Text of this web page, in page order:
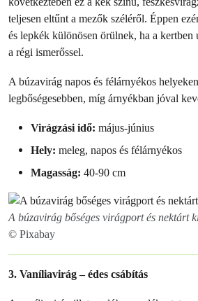
teljesen eltűnt a mezők széléről. Éppen
és lepkék különösen örülnek, ha a kertben
a régi ismerőssel.
A búzavirág napos és félárnyékos
legbőségesebben, míg árnyékban jóval
Virágzási idő: május-június
Hely: meleg, napos és félárnyékos
Magasság: 40-90 cm
A búzavirág bőséges virágport és nektárt
© Pixabay
3. Vaníliavirág – édes csábítás